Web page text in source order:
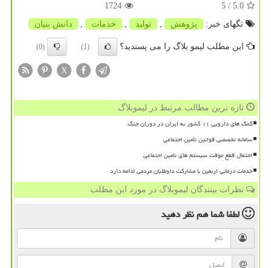
5.0
/ 5
1724
تگهای خبر:
پژوهش تولید خدمات دانش بنیان
این مطلب لیمو بلاگ را می پسندید؟ (1)
(0)
X
تازه ترین مطالب مرتبط در لیموبلاگ
کمک های دارویی ۱۱ کشور به ایران در دوران جنگ
سامانه تخصصی قوانین تأمین اجتماعی
احتمال قطع موقت سیستم های تامین اجتماعی
خدمات درمانی اربعین با مشارکت داوطلبان مردمی ادامه دارد
نظرات بینندگان لیموبلاگ در مورد این مطلب
لطفا شما همنظر دهید